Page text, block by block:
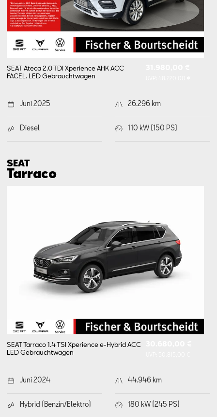
SEAT Ateca 2.0 TDI Xperience AHK ACC
FACEL. LEDGebrauchtwagen
Juni 2025 26.296 km
Diesel 110 kW (150 PS)
SEAT
Tarraco
SEAT Tarraco 1.4 TSI Xperience e-Hybrid ACC
LEDGebrauchtwagen
Juni 2024 44.946 km
Hybrid (Benzin/Elektro) 180 kW (245 PS)